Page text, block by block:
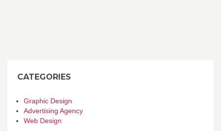
CATEGORIES
Graphic Design
Advertising Agency
Web Design